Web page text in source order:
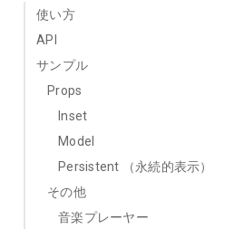
使い方
API
サンプル
Props
Inset
Model
Persistent （永続的表示）
その他
音楽プレーヤー